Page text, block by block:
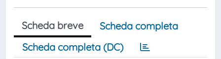
Scheda breve
Scheda completa
Scheda completa (DC)